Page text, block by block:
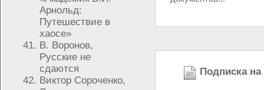
Арнольд:
Путешествие в
хаосе»
В. Воронов,
Русские не
сдаются
Виктор Сороченко,
Подписка